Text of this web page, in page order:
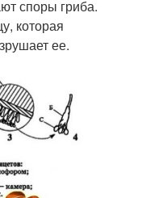
споры гриба.
которая
ее.